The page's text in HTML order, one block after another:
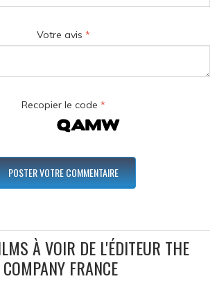
Votre avis *
Recopier le code *
À VOIR DE L'ÉDITEUR THE
FRANCE